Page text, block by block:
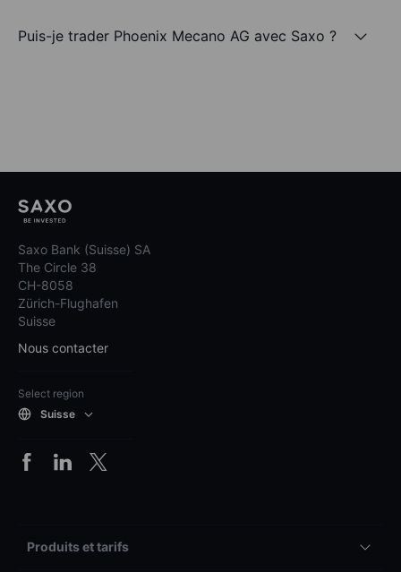
Puis-je trader Phoenix Mecano AG avec Saxo ?
Saxo Bank (Suisse) SA
The Circle 38
CH-8058
Zürich-Flughafen
Suisse
Nous contacter
Select region
Suisse
Produits et tarifs